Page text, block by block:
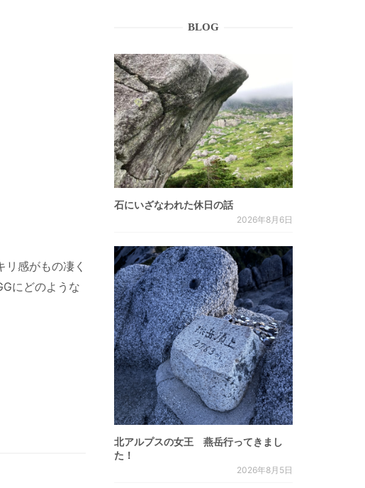
感がもの凄く
にどのような
BLOG
石にいざなわれた休日の話
2026年8月6日
北アルプスの女王 燕岳行ってきまし
た！
2026年8月5日